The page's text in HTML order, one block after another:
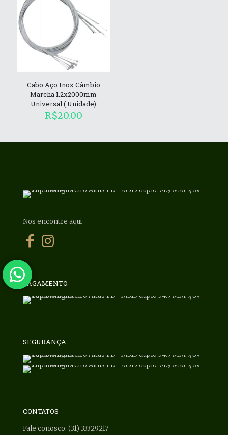
Cabo Aço Inox Câmbio
Marcha 1.2x2000mm
Universal ( Unidade)
R$20.00
Nos encontre aqui
PAGAMENTO
SEGURANÇA
CONTATOS
Fale conosco: (31) 33329217